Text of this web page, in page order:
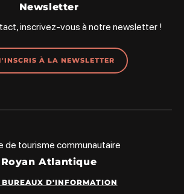
Newsletter
inscrivez-vous à notre newsletter !
À LA NEWSLETTER
de tourisme communautaire
Royan Atlantique
BUREAUX D'INFORMATION